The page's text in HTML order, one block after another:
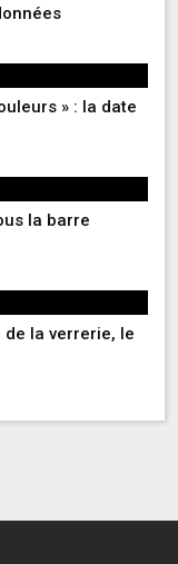
» : la date
la barre
la verrerie, le